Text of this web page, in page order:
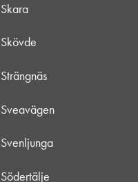
Skara
Skövde
Strängnäs
Sveavägen
Svenljunga
Södertälje